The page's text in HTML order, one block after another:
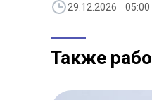
29.12.2026 05:00
Также